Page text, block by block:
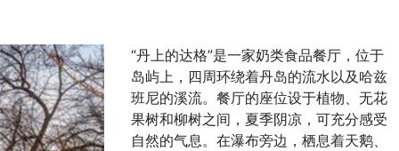
“丹上的达格”是一家奶类食品餐厅，位于
岛屿上，四周环绕着丹岛的流水以及哈兹
班尼的溪流。餐厅的座位设于植物、无花
果树和柳树之间，夏季阴凉，可充分感受
自然的气息。在瀑布旁边，栖息着天鹅、